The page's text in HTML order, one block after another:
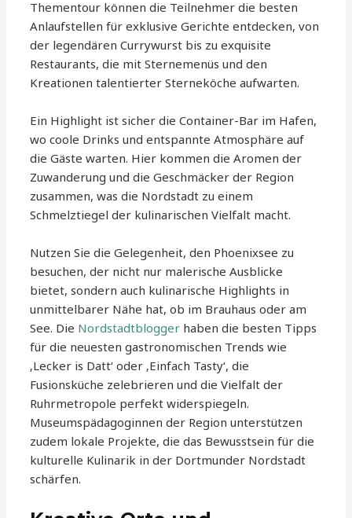
Thementour können die Teilnehmer die besten
Anlaufstellen für exklusive Gerichte entdecken, von
der legendären Currywurst bis zu exquisite
Restaurants, die mit Sternemenüs und den
Kreationen talentierter Sterneköche aufwarten.
Ein Highlight ist sicher die Container-Bar im Hafen,
wo coole Drinks und entspannte Atmosphäre auf
die Gäste warten. Hier kommen die Aromen der
Zuwanderung und die Geschmäcker der Region
zusammen, was die Nordstadt zu einem
Schmelztiegel der kulinarischen Vielfalt macht.
Nutzen Sie die Gelegenheit, den Phoenixsee zu
besuchen, der nicht nur malerische Ausblicke
bietet, sondern auch kulinarische Highlights in
unmittelbarer Nähe hat, ob im Brauhaus oder am
See. Die Nordstadtblogger haben die besten Tipps
für die neuesten gastronomischen Trends wie
‚Lecker is Datt‘ oder ‚Einfach Tasty‘, die
Fusionsküche zelebrieren und die Vielfalt der
Ruhrmetropole perfekt widerspiegeln.
Museumspädagoginnen der Region unterstützen
zudem lokale Projekte, die das Bewusstsein für die
kulturelle Kulinarik in der Dortmunder Nordstadt
schärfen.